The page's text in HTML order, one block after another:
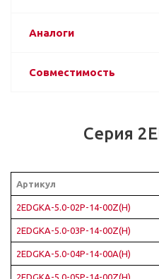
Аналоги
Совместимость
Серия
Артикул
2EDGKA-5.0-02P-14-00Z(H)
2EDGKA-5.0-03P-14-00Z(H)
2EDGKA-5.0-04P-14-00A(H)
2EDGKA-5.0-05P-14-00Z(H)